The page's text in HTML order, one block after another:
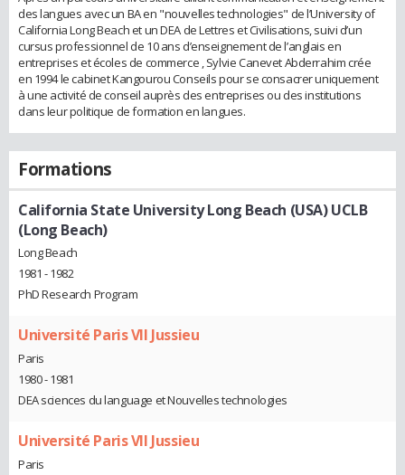
des langues avec un BA en "nouvelles technologies" de l’University of
California Long Beach et un DEA de Lettres et Civilisations, suivi d’un
cursus professionnel de 10 ans d’enseignement de l’anglais en
entreprises et écoles de commerce , Sylvie Canevet Abderrahim crée
en 1994 le cabinet Kangourou Conseils pour se consacrer uniquement
à une activité de conseil auprès des entreprises ou des institutions
dans leur politique de formation en langues.
Formations
California State University Long Beach (USA) UCLB
(Long Beach)
Long Beach
1981 - 1982
PhD Research Program
Université Paris VII Jussieu
Paris
1980 - 1981
DEA sciences du language et Nouvelles technologies
Université Paris VII Jussieu
Paris